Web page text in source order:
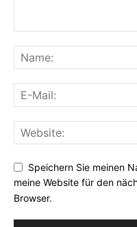
Speichern Sie meinen
meine Website für den
Browser.